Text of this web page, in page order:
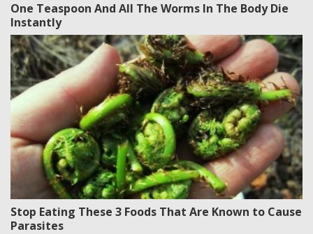
One Teaspoon And All The Worms In The Body Die
Instantly
Stop Eating These 3 Foods That Are Known to Cause
Parasites